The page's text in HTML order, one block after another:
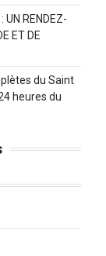
UN RENDEZ-
ET DE
du Saint
heures du